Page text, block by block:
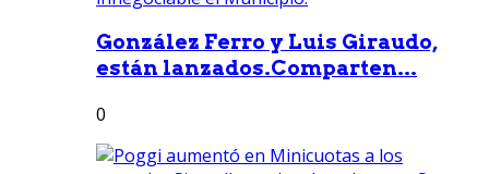
González Ferro y Luis Giraudo,
están lanzados.Comparten...
0